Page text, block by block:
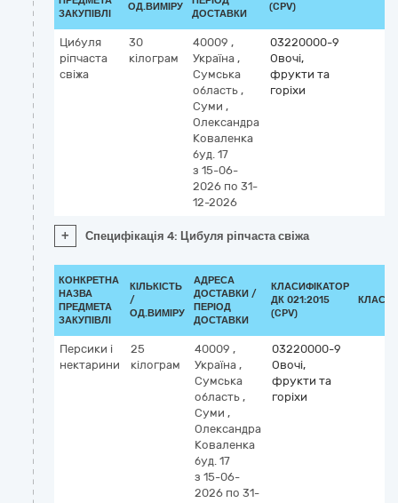
ЗАКУПІВЛІ
ОД.ВИМІРУ
ДОСТАВКИ
(CPV)
Цибуля
ріпчаста
свіжа
30
кілограм
40009 ,
Україна ,
Сумська
область ,
Суми ,
Олександра
Коваленка
буд. 17
з 15-06-
2026 по 31-
12-2026
03220000-9
Овочі,
фрукти та
горіхи
+ Специфікація 4: Цибуля ріпчаста свіжа
КОНКРЕТНА
НАЗВА
ПРЕДМЕТА
ЗАКУПІВЛІ
КІЛЬКІСТЬ
/
ОД.ВИМІРУ
АДРЕСА
ДОСТАВКИ /
ПЕРІОД
ДОСТАВКИ
КЛАСИФІКАТОР
ДК 021:2015
(CPV)
Персики і
нектарини
25
кілограм
40009 ,
Україна ,
Сумська
область ,
Суми ,
Олександра
Коваленка
буд. 17
з 15-06-
2026 по 31-
03220000-9
Овочі,
фрукти та
горіхи